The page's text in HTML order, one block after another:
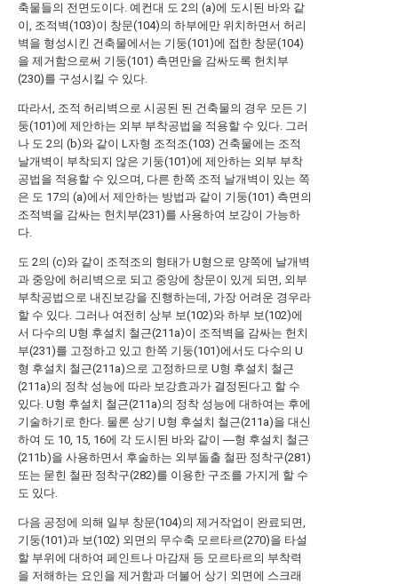
축물들의 전면도이다. 예컨대 도 2의 (a)에 도시된 바와 같
이, 조적벽(103)이 창문(104)의 하부에만 위치하면서 허리
벽을 형성시킨 건축물에서는 기둥(101)에 접한 창문(104)
을 제거함으로써 기둥(101) 측면만을 감싸도록 헌치부
(230)를 구성시킬 수 있다.
따라서, 조적 허리벽으로 시공된 된 건축물의 경우 모든 기
둥(101)에 제안하는 외부 부착공법을 적용할 수 있다. 그러
나 도 2의 (b)와 같이 L자형 조적조(103) 건축물에는 조적
날개벽이 부착되지 않은 기둥(101)에 제안하는 외부 부착
공법을 적용할 수 있으며, 다른 한쪽 조적 날개벽이 있는 쪽
은 도 17의 (a)에서 제안하는 방법과 같이 기둥(101) 측면의
조적벽을 감싸는 헌치부(231)를 사용하여 보강이 가능하
다.
도 2의 (c)와 같이 조적조의 형태가 U형으로 양쪽에 날개벽
과 중앙에 허리벽으로 되고 중앙에 창문이 있게 되면, 외부
부착공법으로 내진보강을 진행하는데, 가장 어려운 경우라
할 수 있다. 그러나 여전히 상부 보(102)와 하부 보(102)에
서 다수의 U형 후설치 철근(211a)이 조적벽을 감싸는 헌치
부(231)를 고정하고 있고 한쪽 기둥(101)에서도 다수의 U
형 후설치 철근(211a)으로 고정하므로 U형 후설치 철근
(211a)의 정착 성능에 따라 보강효과가 결정된다고 할 수
있다. U형 후설치 철근(211a)의 정착 성능에 대하여는 후에
기술하기로 한다. 물론 상기 U형 후설치 철근(211a)을 대신
하여 도 10, 15, 16에 각 도시된 바와 같이 ―형 후설치 철근
(211b)을 사용하면서 후술하는 외부돌출 철판 정착구(281)
또는 묻힌 철판 정착구(282)를 이용한 구조를 가지게 할 수
도 있다.
다음 공정에 의해 일부 창문(104)의 제거작업이 완료되면,
기둥(101)과 보(102) 외면의 무수축 모르타르(270)을 타설
할 부위에 대하여 페인트나 마감재 등 모르타르의 부착력
을 저해하는 요인을 제거함과 더불어 상기 외면에 스크래